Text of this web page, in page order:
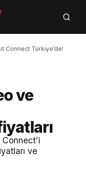
Connect Türkiye’de!
ve
ve